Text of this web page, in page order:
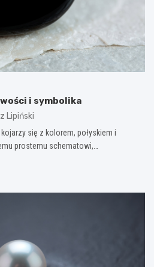
i symbolika
Lipiński
się z kolorem, połyskiem i
prostemu schematowi,…